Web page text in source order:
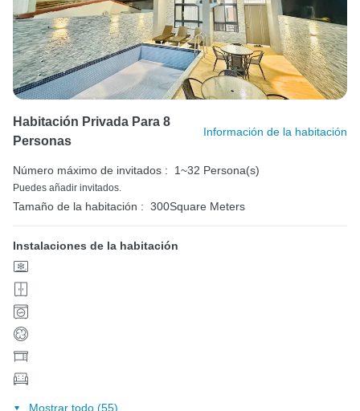
Habitación Privada Para 8
Personas
Información de la habitación
Número máximo de invitados : 1~32 Persona(s)
Puedes añadir invitados.
Tamaño de la habitación : 300Square Meters
Instalaciones de la habitación
Mostrar todo (55)